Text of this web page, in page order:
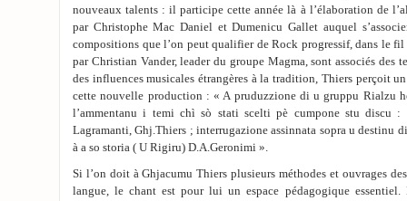
nouveaux talents : il participe cette année là à l’élaboration de
par Christophe Mac Daniel et Dumenicu Gallet auquel
compositions que l’on peut qualifier de Rock progressif, dans le
par Christian Vander, leader du groupe Magma, sont associés des
des influences musicales étrangères à la tradition, Thiers perçoit
cette nouvelle production : « A pruduzzione di u gruppu Rialzu
l’ammentanu i temi chì sò stati scelti pè cumpone stu discu
Lagramanti, Ghj.Thiers ; interrugazione assinnata sopra u destinu
à a so storia ( U Rigiru) D.A.Geronimi ».
Si l’on doit à Ghjacumu Thiers plusieurs méthodes et ouvrages
langue, le chant est pour lui un espace pédagogique